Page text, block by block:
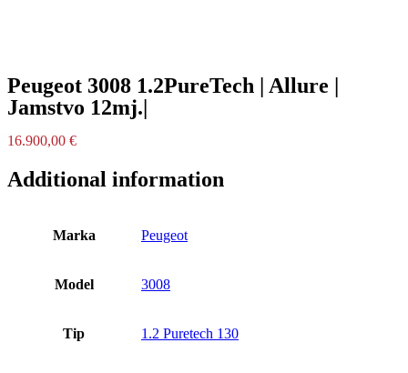
Peugeot 3008 1.2PureTech | Allure |
Jamstvo 12mj.|
16.900,00 €
Additional information
Marka Peugeot
Model 3008
Tip 1.2 Puretech 130